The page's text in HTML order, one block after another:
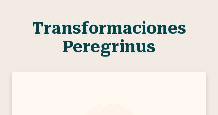
Transformaciones
Peregrinus